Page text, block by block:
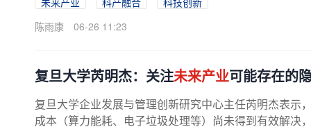
陈雨康
06-26 11:23
复旦大学芮明杰：关注未来产业可能存在的
复旦大学企业发展与管理创新研究中心主任芮明杰表示
成本（算力能耗、电子垃圾处理等）尚未得到有效解决